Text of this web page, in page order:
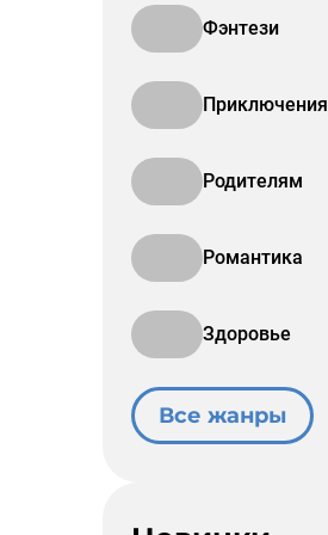
Фэнтези
Приключения
Родителям
Романтика
Здоровье
Все жанры